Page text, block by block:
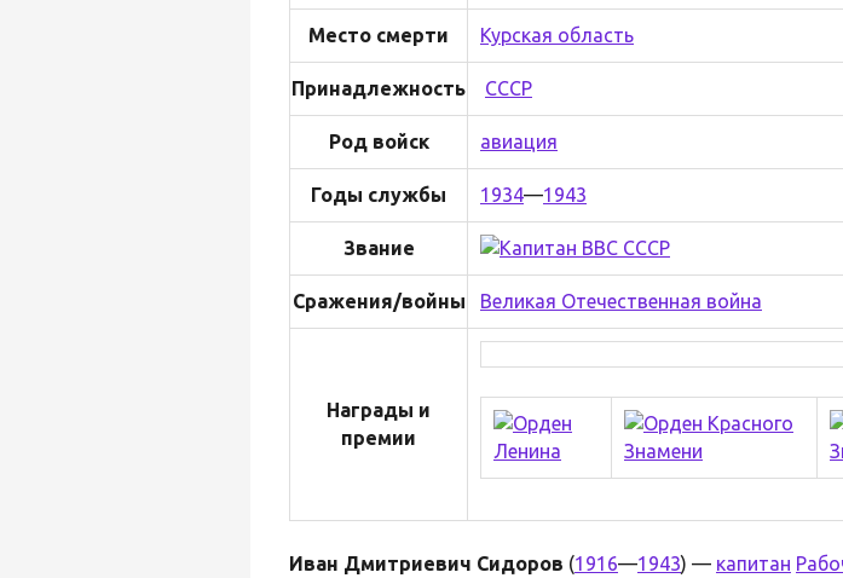
Место смерти Курская область
Принадлежность СССР
Род войск авиация
Годы службы 1934—1943
Звание
Сражения/войны Великая Отечественная война
Награды и
премии
Иван Дмитриевич Сидоров (1916—1943) — капитан